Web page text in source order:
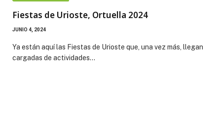
Fiestas de Urioste, Ortuella 2024
JUNIO 4, 2024
Ya están aquí las Fiestas de Urioste que, una vez más, llegan
cargadas de actividades…